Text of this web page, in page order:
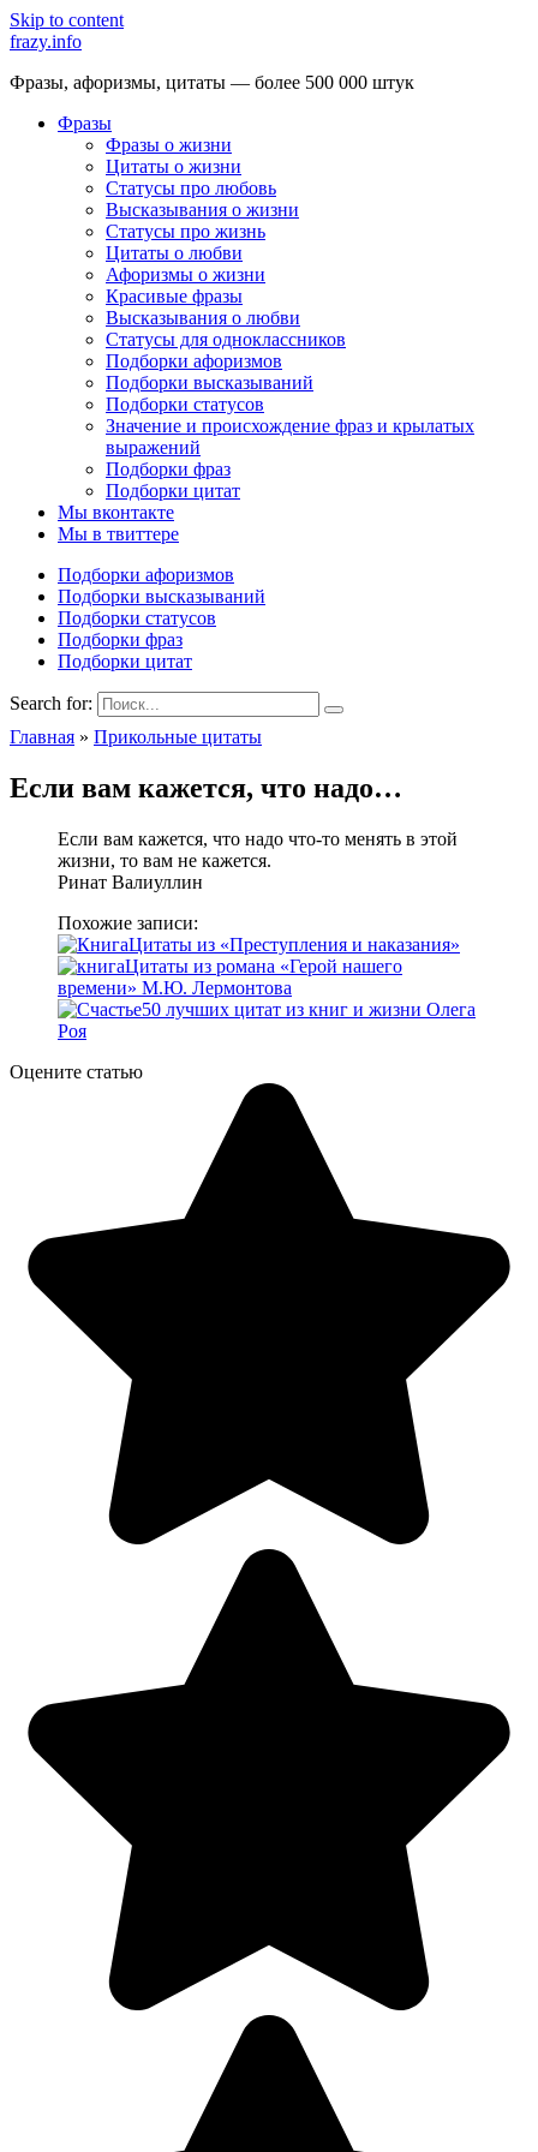
Skip to content
frazy.info
Фразы, афоризмы, цитаты — более 500 000 штук
Фразы
Фразы о жизни
Цитаты о жизни
Статусы про любовь
Высказывания о жизни
Статусы про жизнь
Цитаты о любви
Афоризмы о жизни
Красивые фразы
Высказывания о любви
Статусы для одноклассников
Подборки афоризмов
Подборки высказываний
Подборки статусов
Значение и происхождение фраз и крылатых
выражений
Подборки фраз
Подборки цитат
Мы вконтакте
Мы в твиттере
Подборки афоризмов
Подборки высказываний
Подборки статусов
Подборки фраз
Подборки цитат
Search for:
Главная » Прикольные цитаты
Если вам кажется, что надо…
Если вам кажется, что надо что-то менять в этой
жизни, то вам не кажется.
Ринат Валиуллин
Похожие записи:
Цитаты из «Преступления и наказания»
Цитаты из романа «Герой нашего
времени» М.Ю. Лермонтова
50 лучших цитат из книг и жизни Олега
Роя
Оцените статью